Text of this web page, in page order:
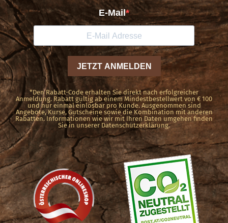
Die
Optionen
können
der
Produktseite
gewählt
werden
*Den Rabatt-Code erhalten Sie direkt nach erfolgreicher
Anmeldung. Rabatt gültig ab einem Mindestbestellwert von € 100
und nur einmal einlösbar pro Kunde. Ausgenommen sind
Angebote, Kurse, Gutscheine sowie die Kombination mit anderen
Rabatten. Informationen wie wir mit Ihren Daten umgehen finden
Sie in unserer Datenschutzerklärung.